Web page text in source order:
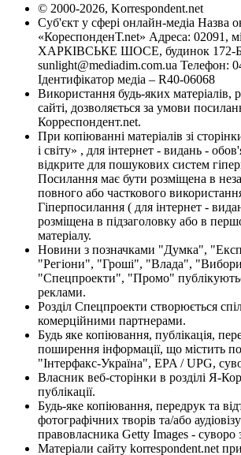
© 2000-2026, Korrespondent.net
Суб'єкт у сфері онлайн-медіа Назва
«КореспонденТ.net» Адреса: 02091,
ХАРКІВСЬКЕ ШОСЕ, будинок 172-Б,
sunlight@mediadim.com.ua Телефон:
Ідентифікатор медіа – R40-06068
Використання будь-яких матеріалів,
сайті, дозволяється за умови
Корреспондент.net.
При копіюванні матеріалів зі
і світу» , для інтернет - видань -
відкрите для пошукових систем
Посилання має бути розміщена в
повного або часткового
Гіперпосилання ( для інтернет -
розміщена в підзаголовку або в
матеріалу.
Новини з позначками "Думка",
"Регіони", "Гроші", "Влада",
"Спецпроекти", "Промо"
реклами.
Розділ Спецпроекти створюється
комерційними партнерами.
Будь яке копіювання, публікація,
поширення інформації, що містить
"Інтерфакс-Україна", EPA / UPG,
Власник веб-сторінки в розділі Я-
публікації.
Будь-яке копіювання, передрук та
фотографічних творів та/або
правовласника Getty Images - суворо
Матеріали сайту korrespondent.net